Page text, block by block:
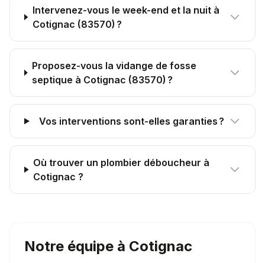
Intervenez-vous le week-end et la nuit à
Cotignac (83570) ?
Proposez-vous la vidange de fosse
septique à Cotignac (83570) ?
Vos interventions sont-elles garanties ?
Où trouver un plombier déboucheur à
Cotignac ?
Notre équipe à Cotignac